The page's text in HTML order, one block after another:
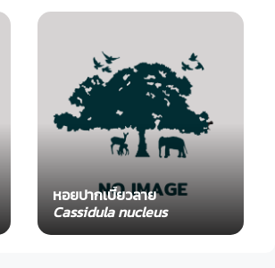
หอยปากเบี้ยวลาย
Cassidula nucleus